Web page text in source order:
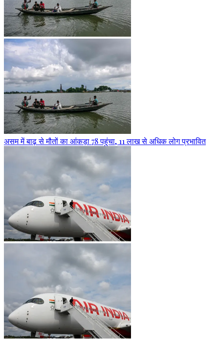
असम में बाढ़ से मौतों का आंकड़ा 78 पहुंचा, 11 लाख से अधिक लोग प्रभावित